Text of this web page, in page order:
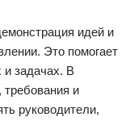
идей и
Это помогает
и задачах. В
и
руководители,